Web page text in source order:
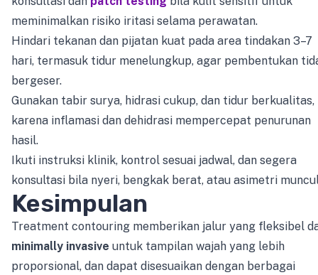
meminimalkan risiko iritasi selama perawatan.
Hindari tekanan dan pijatan kuat pada area tindakan 3–7
hari, termasuk tidur menelungkup, agar pembentukan
bergeser.
Gunakan tabir surya, hidrasi cukup, dan tidur berkualitas,
karena inflamasi dan dehidrasi mempercepat penurunan
hasil.
Ikuti instruksi klinik, kontrol sesuai jadwal, dan segera
konsultasi bila nyeri, bengkak berat, atau asimetri
Kesimpulan
Treatment contouring memberikan jalur yang fleksibel
minimally invasive untuk tampilan wajah yang lebih
proporsional, dan dapat disesuaikan dengan berbagai